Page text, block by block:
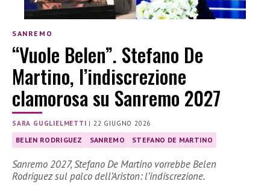
SANREMO
“Vuole Belen”. Stefano De
Martino, l’indiscrezione
clamorosa su Sanremo 2027
SARA GUGLIELMETTI |22 GIUGNO 2026
BELEN RODRIGUEZ SANREMO STEFANO DE MARTINO
Sanremo 2027, Stefano De Martino vorrebbe Belen
Rodriguez sul palco dell’Ariston: l’indiscrezione.